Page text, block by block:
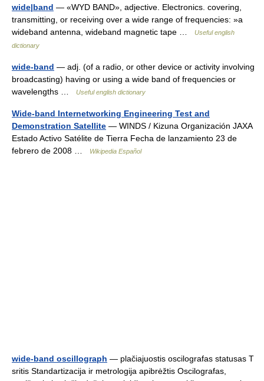
wide|band — «WYD BAND», adjective. Electronics. covering,
transmitting, or receiving over a wide range of frequencies: »a
wideband antenna, wideband magnetic tape …
Useful english
dictionary
wide-band — adj. (of a radio, or other device or activity involving
broadcasting) having or using a wide band of frequencies or
wavelengths …
Useful english dictionary
Wide-band Internetworking Engineering Test and
Demonstration Satellite — WINDS / Kizuna Organización JAXA
Estado Activo Satélite de Tierra Fecha de lanzamiento 23 de
febrero de 2008 …
Wikipedia Español
wide-band oscillograph — plačiajuostis oscilografas statusas T
sritis Standartizacija ir metrologija apibrėžtis Oscilografas,